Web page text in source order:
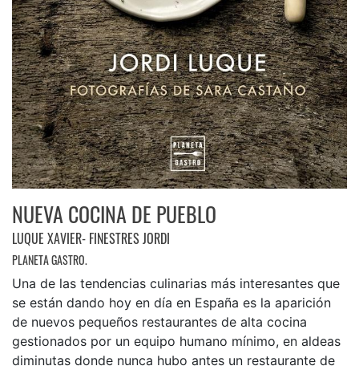
NUEVA COCINA DE PUEBLO
LUQUE XAVIER- FINESTRES JORDI
PLANETA GASTRO.
Una de las tendencias culinarias más interesantes que
se están dando hoy en día en España es la aparición
de nuevos pequeños restaurantes de alta cocina
gestionados por un equipo humano mínimo, en aldeas
diminutas donde nunca hubo antes un restaurante de